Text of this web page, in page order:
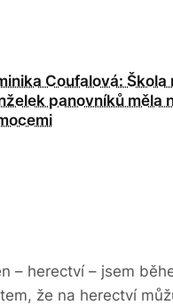
Coufalová: Škola
panovníků měla
– herectví – jsem
že na herectví